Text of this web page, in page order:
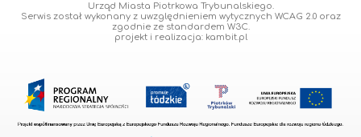
Urząd Miasta Piotrkowa Trybunalskiego.
Serwis został wykonany z uwzględnieniem wytycznych WCAG 2.0 oraz
zgodnie ze standardem W3C.
projekt i realizacja: kambit.pl